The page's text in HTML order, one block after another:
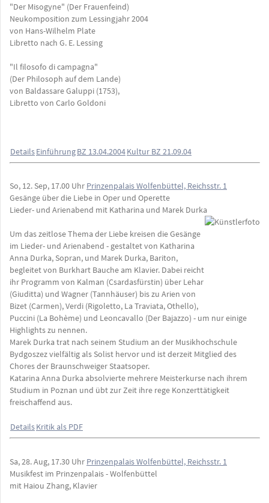
"Der Misogyne" (Der Frauenfeind)
Neukomposition zum Lessingjahr 2004
von Hans-Wilhelm Plate
Libretto nach G. E. Lessing
"Il filosofo di campagna"
(Der Philosoph auf dem Lande)
von Baldassare Galuppi (1753),
Libretto von Carlo Goldoni
DetailsEinführungBZ 13.04.2004Kultur BZ 21.09.04
So, 12. Sep, 17.00 Uhr Prinzenpalais Wolfenbüttel, Reichsstr. 1
Gesänge über die Liebe in Oper und Operette
Lieder- und Arienabend mit Katharina und Marek Durka
Um das zeitlose Thema der Liebe kreisen die Gesänge
im Lieder- und Arienabend - gestaltet von Katharina
Anna Durka, Sopran, und Marek Durka, Bariton,
begleitet von Burkhart Bauche am Klavier. Dabei reicht
ihr Programm von Kalman (Csardasfürstin) über Lehar
(Giuditta) und Wagner (Tannhäuser) bis zu Arien von
Bizet (Carmen), Verdi (Rigoletto, La Traviata, Othello),
Puccini (La Bohème) und Leoncavallo (Der Bajazzo) - um nur einige
Highlights zu nennen.
Marek Durka trat nach seinem Studium an der Musikhochschule
Bydgoszez vielfältig als Solist hervor und ist derzeit Mitglied des
Chores der Braunschweiger Staatsoper.
Katarina Anna Durka absolvierte mehrere Meisterkurse nach ihrem
Studium in Poznan und übt zur Zeit ihre rege Konzerttätigkeit
freischaffend aus.
DetailsKritik als PDF
Sa, 28. Aug, 17.30 Uhr Prinzenpalais Wolfenbüttel, Reichsstr. 1
Musikfest im Prinzenpalais - Wolfenbüttel
mit Haiou Zhang, Klavier